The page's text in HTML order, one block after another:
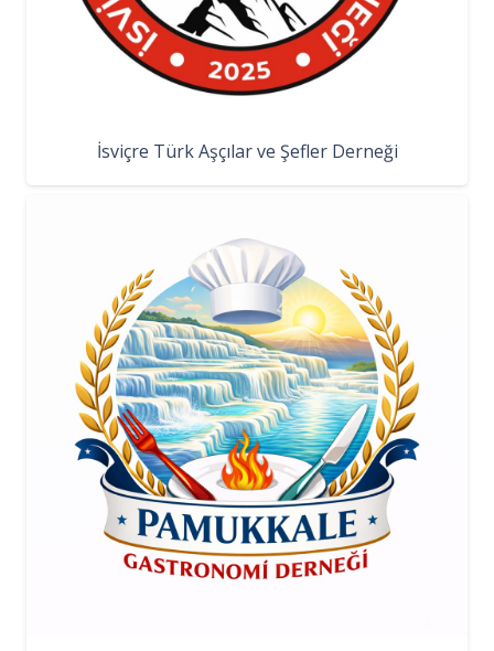
İsviçre Türk Aşçılar ve Şefler Derneği